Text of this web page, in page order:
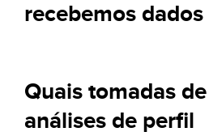
recebemos dados
Quais tomadas
análises de perfil